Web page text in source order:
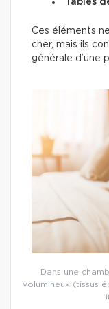
Tables
Ces éléments
cher, mais ils
générale d’une
Dans une
volumineux (tissus